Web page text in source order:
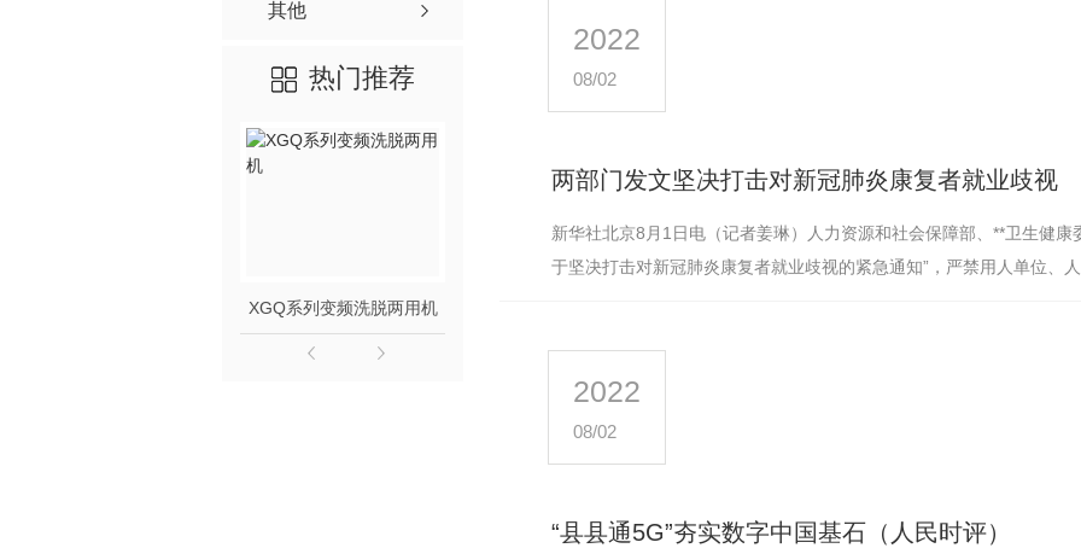
其他
热门推荐
XGQ系列变频洗脱两用机
2022
08/02
两部门发文坚决打击对新冠肺炎康复者就业歧视
新华社北京8月1日电（记者姜琳）人力资源和社会保障部、**卫生健康
于坚决打击对新冠肺炎康复者就业歧视的紧急通知”，严禁用人单位、
2022
08/02
“县县通5G”夯实数字中国基石（人民时评）